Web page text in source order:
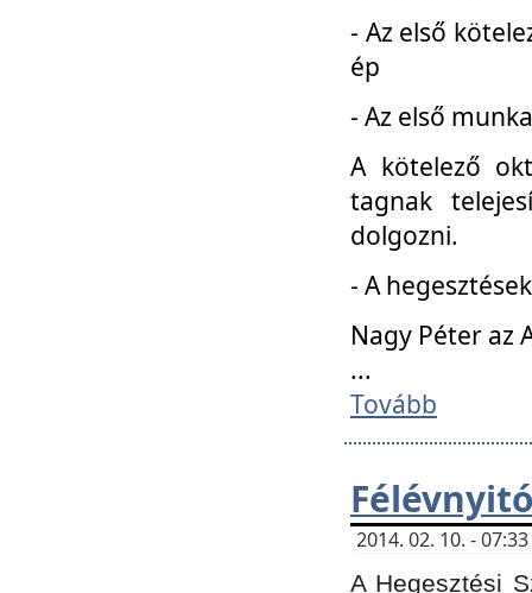
- Az első
ép
- Az első
A kötelező
tagnak
dolgozni.
- A
Nagy Péter az
...
Tovább
2014. 02. 10. -
A Hegesztési